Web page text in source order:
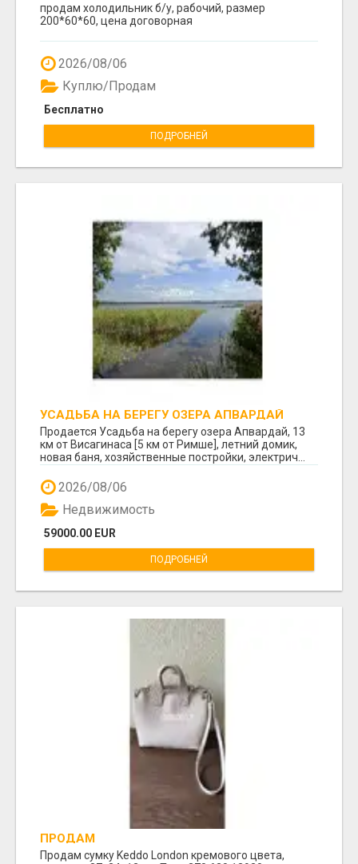
продам холодильник б/у, рабочий, размер
200*60*60, цена договорная
2026/08/06
Бесплатно
Куплю/Продам
ПОДРОБНЕЙ
УСАДЬБА НА БЕРЕГУ ОЗЕРА АПВАРДАЙ
Продается Усадьба на берегу озера Апвардай, 13
км от Висагинаса [5 км от Римше], летний домик,
новая баня, хозяйственные постройки, электрич...
2026/08/06
59000.00 EUR
Недвижимость
ПОДРОБНЕЙ
ПРОДАМ
Продам сумку Keddo London кремового цвета,